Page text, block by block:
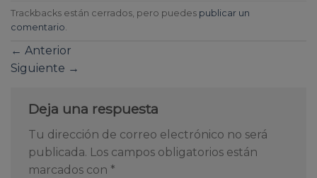
Trackbacks están cerrados, pero puedes publicar un
comentario
← Anterior
Siguiente →
Deja una respuesta
Tu dirección de correo electrónico no será
publicada. Los campos obligatorios están
marcados con *